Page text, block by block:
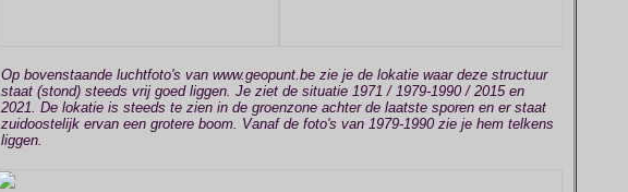
Op bovenstaande luchtfoto's van www.geopunt.be zie je de lokatie waar deze structuur
staat (stond) steeds vrij goed liggen. Je ziet de situatie 1971 / 1979-1990 / 2015 en
2021. De lokatie is steeds te zien in de groenzone achter de laatste sporen en er staat
zuidoostelijk ervan een grotere boom. Vanaf de foto's van 1979-1990 zie je hem telkens
liggen.